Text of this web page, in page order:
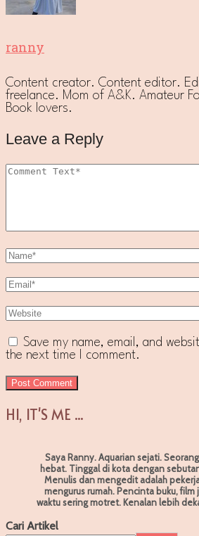
ranny
Content creator. Content editor.
freelance. Mom of A&K. Amateur
Book lovers.
Leave a Reply
Save my name, email, and
the next time I comment.
HI, IT'S ME ...
Saya Ranny. Aquarian sejati.
hebat. Tinggal di kota dengan
Menulis dan mengedit adalah
mengurus rumah. Pencinta buku, film
waktu sering motret. Kenalan lebih
Cari Artikel